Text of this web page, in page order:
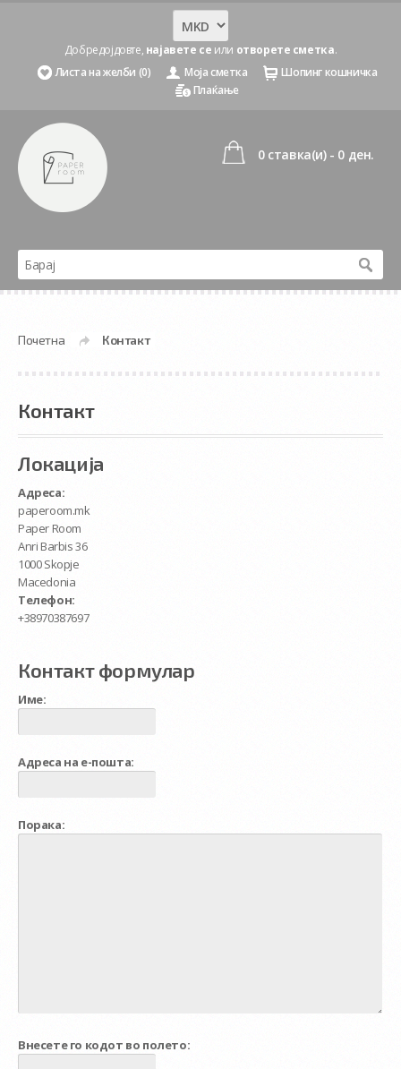
Добредојдовте, најавете се или отворете сметка.
Листа на желби (0)
Моја сметка
Шопинг кошничка
Плаќање
0 ставка(и) - 0 ден.
Почетна » Контакт
Контакт
Локација
Адреса:
paperoom.mk
Paper Room
Anri Barbis 36
1000 Skopje
Macedonia
Телефон:
+38970387697
Контакт формулар
Име:
Адреса на е-пошта:
Порака:
Внесете го кодот во полето: